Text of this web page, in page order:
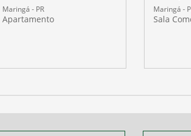
Maringá - PR
Apartamento
Maringá -
Sala